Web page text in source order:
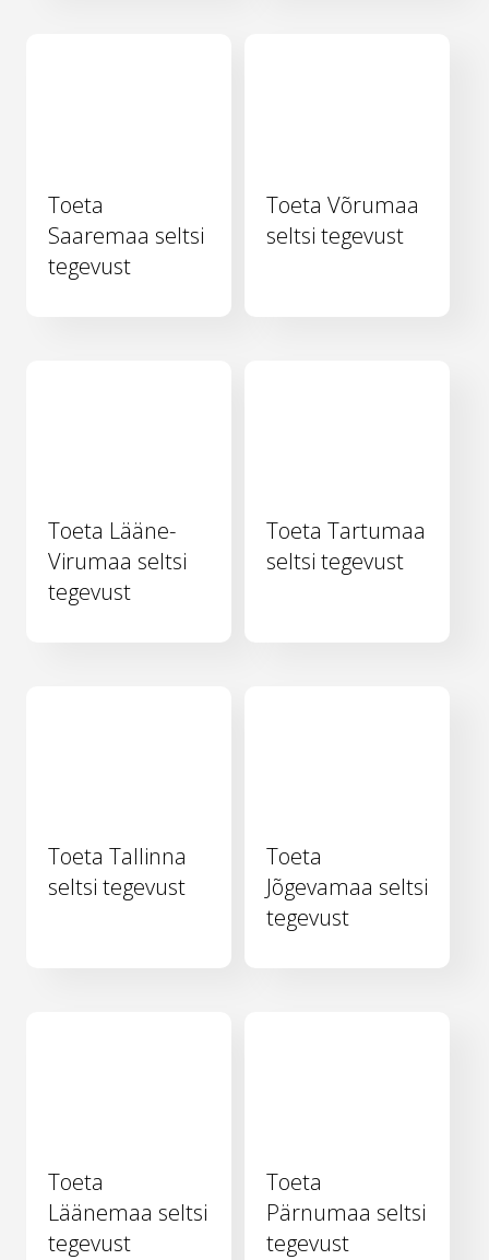
Toeta
Saaremaa seltsi
tegevust
Toeta Võrumaa
seltsi tegevust
Toeta Lääne-
Virumaa seltsi
tegevust
Toeta Tartumaa
seltsi tegevust
Toeta Tallinna
seltsi tegevust
Toeta
Jõgevamaa seltsi
tegevust
Toeta
Läänemaa seltsi
tegevust
Toeta
Pärnumaa seltsi
tegevust